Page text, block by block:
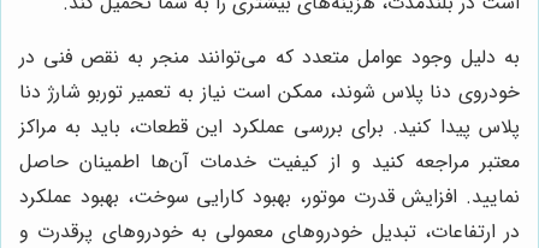
به دلیل وجود عوامل متعدد که می‌توانند منجر به نقص فنی در
خودروی دنا پلاس شوند، ممکن است نیاز به تعمیر توربو شارژ دنا
پلاس پیدا کنید. برای بررسی عملکرد این قطعات، باید به مراکز
معتبر مراجعه کنید و از کیفیت خدمات آن‌ها اطمینان حاصل
نمایید. افزایش قدرت موتور، بهبود کارایی سوخت، بهبود عملکرد
در ارتفاعات، تبدیل خودروهای معمولی به خودروهای پرقدرت و